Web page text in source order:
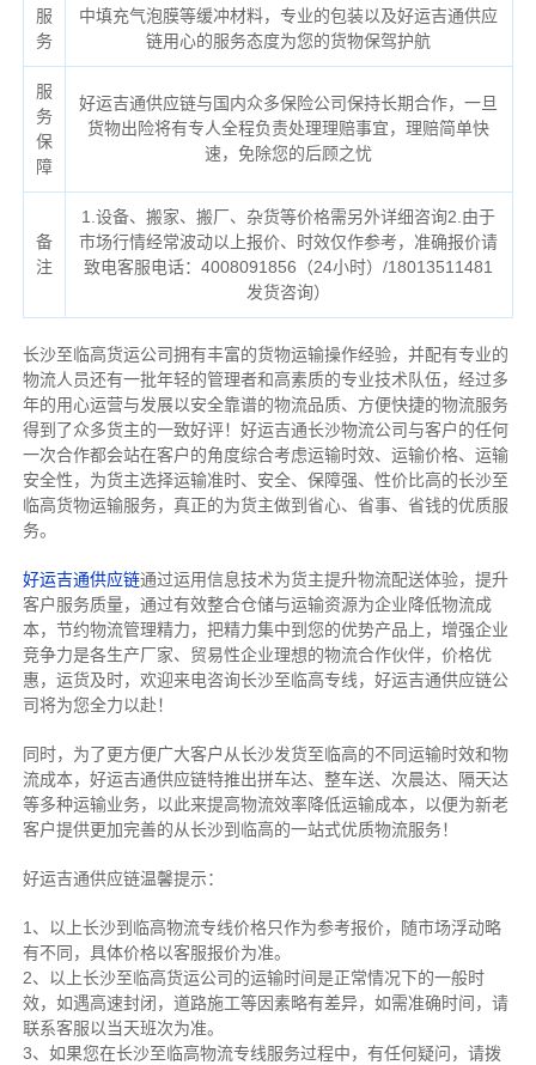
服
务
中填充气泡膜等缓冲材料，专业的包装以及好运吉通供应
链用心的服务态度为您的货物保驾护航
服
务
保
障
好运吉通供应链与国内众多保险公司保持长期合作，一旦
货物出险将有专人全程负责处理理赔事宜，理赔简单快
速，免除您的后顾之忧
备
注
1.设备、搬家、搬厂、杂货等价格需另外详细咨询2.由于
市场行情经常波动以上报价、时效仅作参考，准确报价请
致电客服电话：4008091856（24小时）/18013511481
发货咨询）
长沙至临高货运公司拥有丰富的货物运输操作经验，并配有专业的
物流人员还有一批年轻的管理者和高素质的专业技术队伍，经过多
年的用心运营与发展以安全靠谱的物流品质、方便快捷的物流服务
得到了众多货主的一致好评！好运吉通长沙物流公司与客户的任何
一次合作都会站在客户的角度综合考虑运输时效、运输价格、运输
安全性，为货主选择运输准时、安全、保障强、性价比高的长沙至
临高货物运输服务，真正的为货主做到省心、省事、省钱的优质服
务。
好运吉通供应链通过运用信息技术为货主提升物流配送体验，提升
客户服务质量，通过有效整合仓储与运输资源为企业降低物流成
本，节约物流管理精力，把精力集中到您的优势产品上，增强企业
竞争力是各生产厂家、贸易性企业理想的物流合作伙伴，价格优
惠，运货及时，欢迎来电咨询长沙至临高专线，好运吉通供应链公
司将为您全力以赴！
同时，为了更方便广大客户从长沙发货至临高的不同运输时效和物
流成本，好运吉通供应链特推出拼车达、整车送、次晨达、隔天达
等多种运输业务，以此来提高物流效率降低运输成本，以便为新老
客户提供更加完善的从长沙到临高的一站式优质物流服务！
好运吉通供应链温馨提示：
1、以上长沙到临高物流专线价格只作为参考报价，随市场浮动略
有不同，具体价格以客服报价为准。
2、以上长沙至临高货运公司的运输时间是正常情况下的一般时
效，如遇高速封闭，道路施工等因素略有差异，如需准确时间，请
联系客服以当天班次为准。
3、如果您在长沙至临高物流专线服务过程中，有任何疑问，请拨